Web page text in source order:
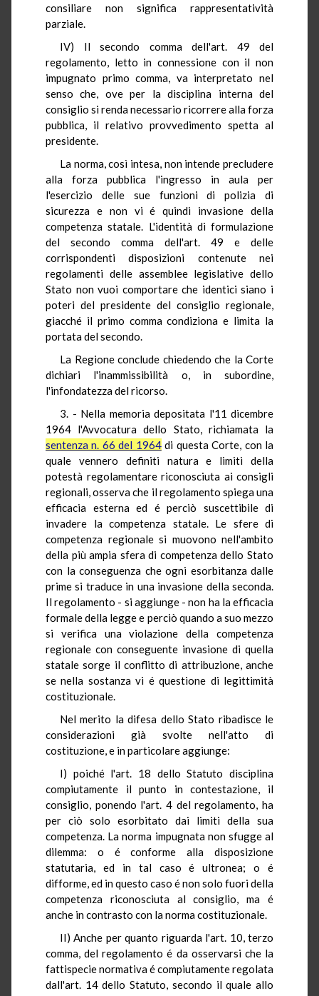
consiliare non significa rappresentatività
parziale.
IV) Il secondo comma dell'art. 49 del
regolamento, letto in connessione con il non
impugnato primo comma, va interpretato nel
senso che, ove per la disciplina interna del
consiglio si renda necessario ricorrere alla forza
pubblica, il relativo provvedimento spetta al
presidente.
La norma, così intesa, non intende precludere
alla forza pubblica l'ingresso in aula per
l'esercizio delle sue funzioni di polizia di
sicurezza e non vi é quindi invasione della
competenza statale. L'identità di formulazione
del secondo comma dell'art. 49 e delle
corrispondenti disposizioni contenute nei
regolamenti delle assemblee legislative dello
Stato non vuoi comportare che identici siano i
poteri del presidente del consiglio regionale,
giacché il primo comma condiziona e limita la
portata del secondo.
La Regione conclude chiedendo che la Corte
dichiari l'inammissibilità o, in subordine,
l'infondatezza del ricorso.
3. - Nella memoria depositata l'11 dicembre
1964 l'Avvocatura dello Stato, richiamata la
sentenza n. 66 del 1964di questa Corte, con la
quale vennero definiti natura e limiti della
potestà regolamentare riconosciuta ai consigli
regionali, osserva che il regolamento spiega una
efficacia esterna ed é perciò suscettibile di
invadere la competenza statale. Le sfere di
competenza regionale si muovono nell'ambito
della più ampia sfera di competenza dello Stato
con la conseguenza che ogni esorbitanza dalle
prime si traduce in una invasione della seconda.
Il regolamento - si aggiunge - non ha la efficacia
formale della legge e perciò quando a suo mezzo
si verifica una violazione della competenza
regionale con conseguente invasione di quella
statale sorge il conflitto di attribuzione, anche
se nella sostanza vi é questione di legittimità
costituzionale.
Nel merito la difesa dello Stato ribadisce le
considerazioni già svolte nell'atto di
costituzione, e in particolare aggiunge:
I) poiché l'art. 18 dello Statuto disciplina
compiutamente il punto in contestazione, il
consiglio, ponendo l'art. 4 del regolamento, ha
per ciò solo esorbitato dai limiti della sua
competenza. La norma impugnata non sfugge al
dilemma: o é conforme alla disposizione
statutaria, ed in tal caso é ultronea; o é
difforme, ed in questo caso é non solo fuori della
competenza riconosciuta al consiglio, ma é
anche in contrasto con la norma costituzionale.
II) Anche per quanto riguarda l'art. 10, terzo
comma, del regolamento é da osservarsi che la
fattispecie normativa é compiutamente regolata
dall'art. 14 dello Statuto, secondo il quale allo